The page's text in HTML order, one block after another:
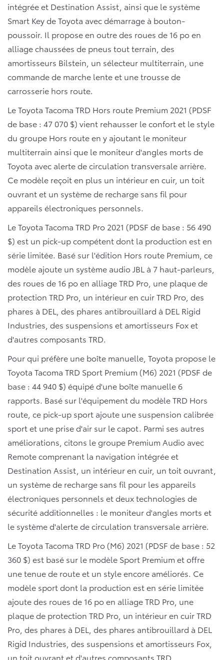
intégrée et Destination Assist, ainsi que le système
Smart Key de Toyota avec démarrage à bouton-
poussoir. Il propose en outre des roues de 16 po en
alliage chaussées de pneus tout terrain, des
amortisseurs Bilstein, un sélecteur multiterrain, une
commande de marche lente et une trousse de
carrosserie hors route.
Le Toyota Tacoma TRD Hors route Premium 2021 (PDSF
de base : 47 070 $) vient rehausser le confort et le style
du groupe Hors route en y ajoutant le moniteur
multiterrain ainsi que le moniteur d'angles morts de
Toyota avec alerte de circulation transversale arrière.
Ce modèle reçoit en plus un intérieur en cuir, un toit
ouvrant et un système de recharge sans fil pour
appareils électroniques personnels.
Le Toyota Tacoma TRD Pro 2021 (PDSF de base : 56 490
$) est un pick-up compétent dont la production est en
série limitée. Basé sur l'édition Hors route Premium, ce
modèle ajoute un système audio JBL à 7 haut-parleurs,
des roues de 16 po en alliage TRD Pro, une plaque de
protection TRD Pro, un intérieur en cuir TRD Pro, des
phares à DEL, des phares antibrouillard à DEL Rigid
Industries, des suspensions et amortisseurs Fox et
d'autres composants TRD.
Pour qui préfère une boîte manuelle, Toyota propose le
Toyota Tacoma TRD Sport Premium (M6) 2021 (PDSF de
base : 44 940 $) équipé d'une boîte manuelle 6
rapports. Basé sur l'équipement du modèle TRD Hors
route, ce pick-up sport ajoute une suspension calibrée
sport et une prise d'air sur le capot. Parmi ses autres
améliorations, citons le groupe Premium Audio avec
Remote comprenant la navigation intégrée et
Destination Assist, un intérieur en cuir, un toit ouvrant,
un système de recharge sans fil pour les appareils
électroniques personnels et deux technologies de
sécurité additionnelles : le moniteur d'angles morts et
le système d'alerte de circulation transversale arrière.
Le Toyota Tacoma TRD Pro (M6) 2021 (PDSF de base : 52
360 $) est basé sur le modèle Sport Premium et offre
une tenue de route et un style encore améliorés. Ce
modèle sport dont la production est en série limitée
ajoute des roues de 16 po en alliage TRD Pro, une
plaque de protection TRD Pro, un intérieur en cuir TRD
Pro, des phares à DEL, des phares antibrouillard à DEL
Rigid Industries, des suspensions et amortisseurs Fox,
un toit ouvrant et d'autres composants TRD.